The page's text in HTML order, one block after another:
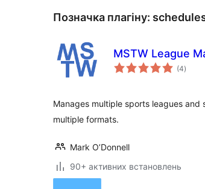
Позначка плагіну:
MSTW League
(4)
Manages multiple sports leagues and
multiple formats.
Mark O’Donnell
90+ активних встановлень